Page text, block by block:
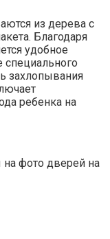
из дерева с
Благодаря
удобное
специального
захлопывания
ребенка на
фото дверей на